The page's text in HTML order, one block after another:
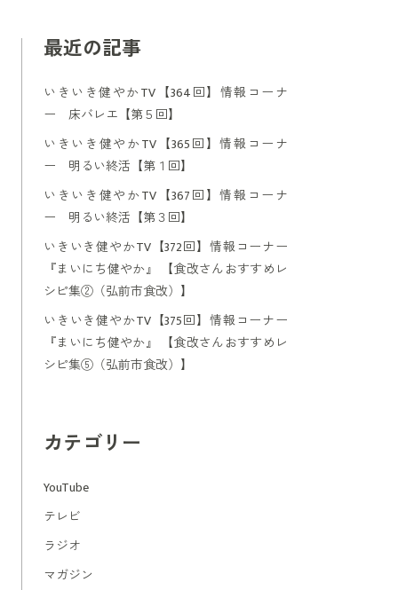
最近の記事
いきいき健やかTV【364回】情報コーナ
ー 床バレエ【第５回】
いきいき健やかTV【365回】情報コーナ
ー 明るい終活【第１回】
いきいき健やかTV【367回】情報コーナ
ー 明るい終活【第３回】
いきいき健やかTV【372回】情報コーナー
『まいにち健やか』 【食改さんおすすめレ
シピ集②（弘前市食改）】
いきいき健やかTV【375回】情報コーナー
『まいにち健やか』 【食改さんおすすめレ
シピ集⑤（弘前市食改）】
カテゴリー
YouTube
テレビ
ラジオ
マガジン